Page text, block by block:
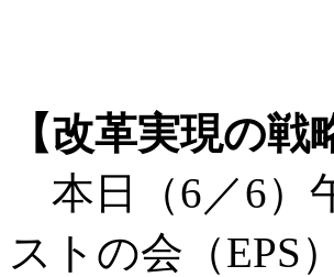
【改革実現の
本日（6／6）
ストの会（EPS